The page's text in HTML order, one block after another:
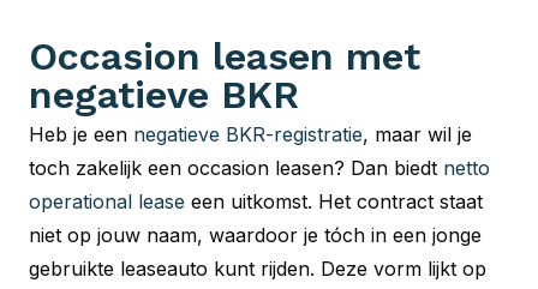
Occasion leasen met
negatieve BKR
Heb je een negatieve BKR-registratie, maar wil je
toch zakelijk een occasion leasen? Dan biedt netto
operational lease een uitkomst. Het contract staat
niet op jouw naam, waardoor je tóch in een jonge
gebruikte leaseauto kunt rijden. Deze vorm lijkt op